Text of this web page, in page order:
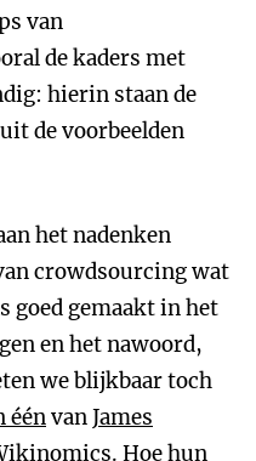
van
de kaders met
hierin staan de
de voorbeelden
het nadenken
crowdsourcing wat
goed gemaakt in het
en het nawoord,
we blijkbaar toch
éénvanJames
. Hoe hun